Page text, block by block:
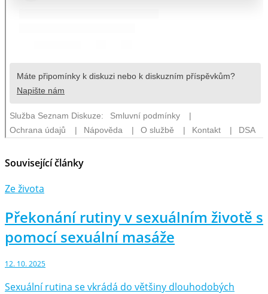
Související články
Ze života
Překonání rutiny v sexuálním životě s
pomocí sexuální masáže
12. 10. 2025
Sexuální rutina se vkrádá do většiny dlouhodobých